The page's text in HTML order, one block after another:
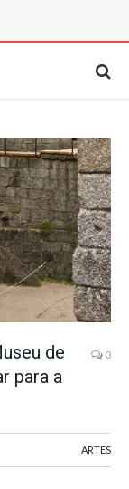
de
para a
0
ARTES